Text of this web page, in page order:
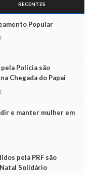
RECENTES
Popular
Polícia são
Chegada do Papai
e manter mulher em
pela PRF são
Solidário